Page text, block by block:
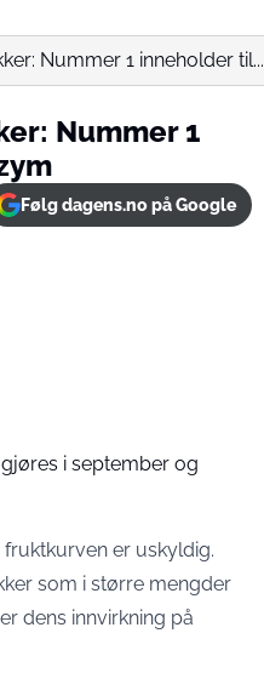
Nummer 1 inneholder til...
Nummer 1
Følg dagens.no på Google
i september og
er uskyldig.
som i større mengder
dens innvirkning på